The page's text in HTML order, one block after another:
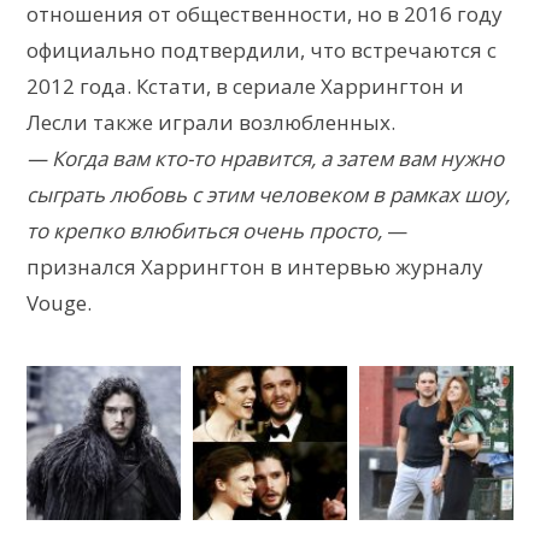
отношения от общественности, но в 2016 году
официально подтвердили, что встречаются с
2012 года. Кстати, в сериале Харрингтон и
Лесли также играли возлюбленных.
— Когда вам кто-то нравится, а затем вам нужно
сыграть любовь с этим человеком в рамках шоу,
то крепко влюбиться очень просто, —
признался Харрингтон в интервью журналу
Vouge.